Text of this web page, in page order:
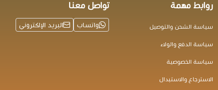
روابط مهمة
سياسة الشحن والتوصيل
سياسة الدفع والولاء
سياسة الخصوصية
الاسترجاع والاستبدال
تواصل معنا
واتساب البريد الإلكتروني